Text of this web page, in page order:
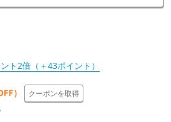
ト2倍（＋43ポイント）
）
クーポンを取得